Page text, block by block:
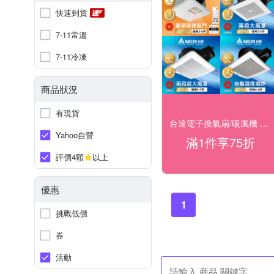
快速到貨
7-11常溫
7-11冷凍
商品狀況
有現貨
Yahoo自營
評價4顆
以上
優惠
挑戰低價
券
活動
台達電子換氣扇/暖風機 滿乙件75折
滿1件享75折
1